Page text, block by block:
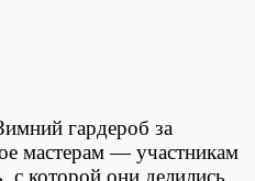
гардероб за
мастерам — участникам
с которой они делились